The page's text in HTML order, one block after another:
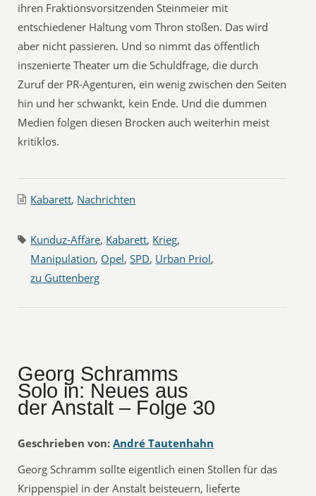
ihren Fraktionsvorsitzenden Steinmeier mit
entschiedener Haltung vom Thron stoßen. Das wird
aber nicht passieren. Und so nimmt das öffentlich
inszenierte Theater um die Schuldfrage, die durch
Zuruf der PR-Agenturen, ein wenig zwischen den Seiten
hin und her schwankt, kein Ende. Und die dummen
Medien folgen diesen Brocken auch weiterhin meist
kritiklos.
Kabarett, Nachrichten
Kunduz-Affäre, Kabarett, Krieg,
Manipulation, Opel,SPD, Urban Priol,
zu Guttenberg
Georg Schramms
Solo in: Neues aus
der Anstalt – Folge 30
Geschrieben von: André Tautenhahn
Georg Schramm sollte eigentlich einen Stollen für das
Krippenspiel in der Anstalt beisteuern, lieferte